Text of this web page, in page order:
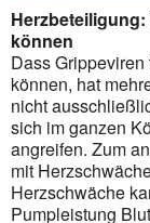
können
Dass
können, hat
nicht
sich im ganzen
angreifen. Zum
mit
Herzschwäche
Pumpleistung